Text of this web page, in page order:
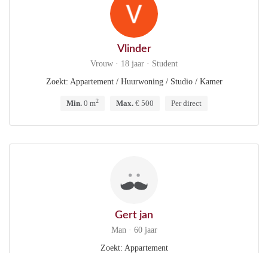
Vlinder
Vrouw · 18 jaar · Student
Zoekt: Appartement / Huurwoning / Studio / Kamer
Min. 0 m2 Max. € 500 Per direct
Gert jan
Man · 60 jaar
Zoekt: Appartement